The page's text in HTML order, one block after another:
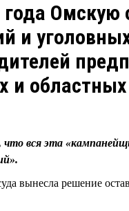
года Омскую
и
и областных
вся эта
вынесла решение